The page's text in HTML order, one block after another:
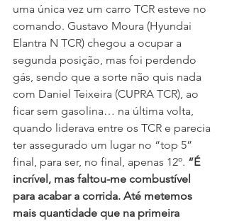
uma única vez um carro TCR esteve no
comando. Gustavo Moura (Hyundai
Elantra N TCR) chegou a ocupar a
segunda posição, mas foi perdendo
gás, sendo que a sorte não quis nada
com Daniel Teixeira (CUPRA TCR), ao
ficar sem gasolina… na última volta,
quando liderava entre os TCR e parecia
ter assegurado um lugar no “top 5”
final, para ser, no final, apenas 12º. “É
incrível, mas faltou-me combustível
para acabar a corrida. Até metemos
mais quantidade que na primeira